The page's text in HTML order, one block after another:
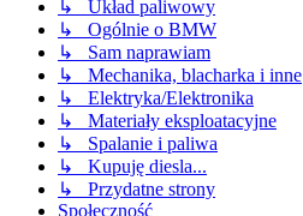
↳ Układ paliwowy
↳ Ogólnie o BMW
↳ Sam naprawiam
↳ Mechanika, blacharka i inne
↳ Elektryka/Elektronika
↳ Materiały eksploatacyjne
↳ Spalanie i paliwa
↳ Kupuję diesla...
↳ Przydatne strony
Społeczność